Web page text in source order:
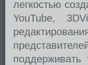
легкостью
YouTube,
поддерживать